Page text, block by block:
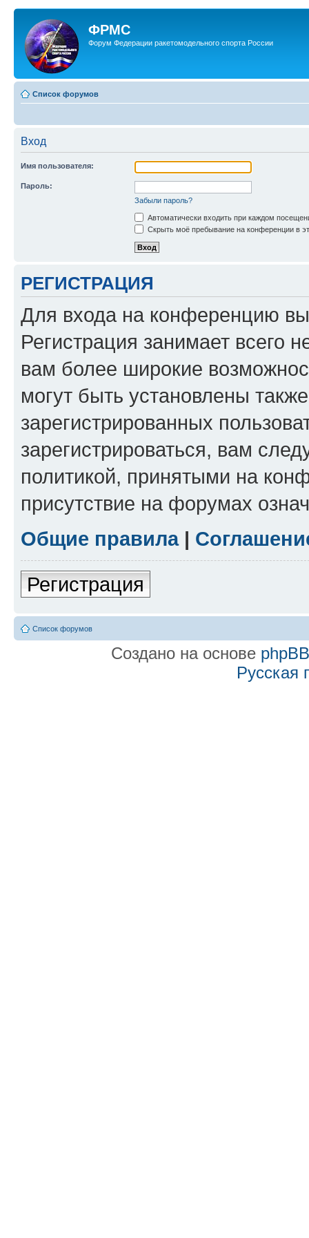
ФРМС
Форум Федерации ракетомодельного спорта России
Список форумов
Вход
Имя пользователя:
Пароль:
Забыли пароль?
Автоматически входить при каждом
Скрыть моё пребывание на конференции в
РЕГИСТРАЦИЯ
Для входа на конференцию
Регистрация занимает всего
вам более широкие
могут быть установлены
зарегистрированных
зарегистрироваться, вам
политикой, принятыми на
присутствие на форумах
Общие правила|
Регистрация
Список форумов
Создано на основе phpBB
Русская